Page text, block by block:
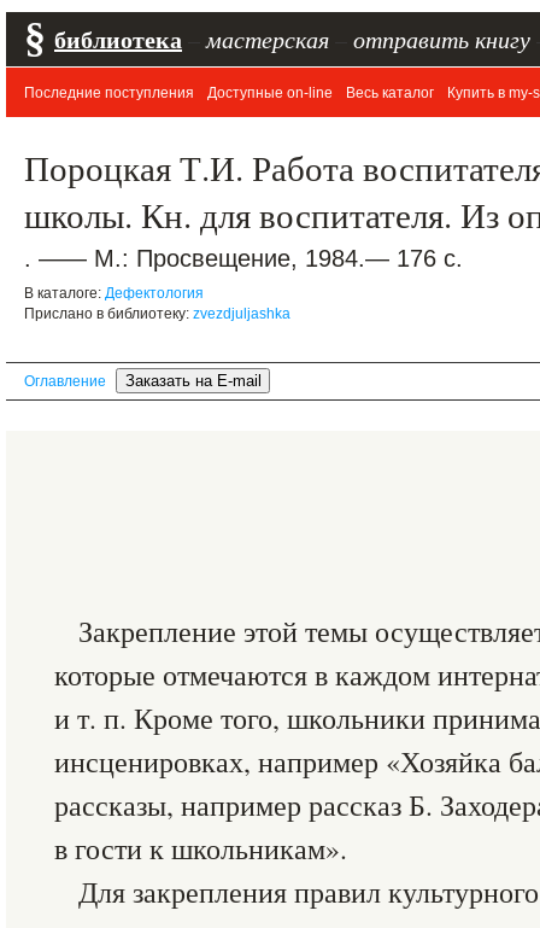
§ библиотека мастерская отправить книгу
Последние поступления Доступные on-line Весь каталог Купить в my-
Пороцкая Т.И. Работа
школы. Кн. для воспитателя. Из
. —— М.: Просвещение, 1984.— 176 с.
В каталоге: Дефектология
Прислано в библиотеку: zvezdjuljashka
Оглавление
Закрепление этой темы
которые отмечаются в каждом
и т. п. Кроме того, школьники
инсценировках, например «Хозяйка
рассказы, например рассказ Б.
в гости к школьникам».
Для закрепления правил